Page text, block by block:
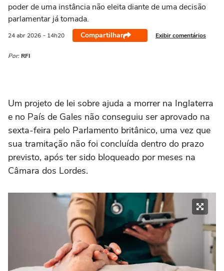
poder de uma instância não eleita diante de uma decisão
parlamentar já tomada.
24 abr 2026 - 14h20 Compartilhar Exibir comentários
Por: RFI
Um projeto de lei sobre ajuda a morrer na Inglaterra
e no País de Gales não conseguiu ser aprovado na
sexta-feira pelo Parlamento britânico, uma vez que
sua tramitação não foi concluída dentro do prazo
previsto, após ter sido bloqueado por meses na
Câmara dos Lordes.